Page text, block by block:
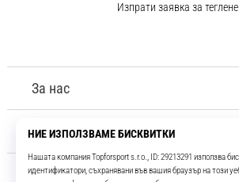
За нас
Обслужване на клиенти
Изпрати заявка за теглене